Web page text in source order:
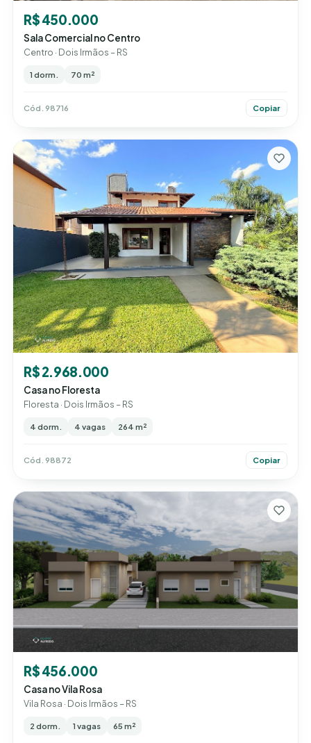
R$ 450.000
Sala Comercial no Centro
Centro · Dois Irmãos – RS
1 dorm. 70 m²
Cód. 98716 Copiar
R$ 2.968.000
Casa no Floresta
Floresta · Dois Irmãos – RS
4 dorm. 4 vagas 264 m²
Cód. 98872 Copiar
R$ 456.000
Casa no Vila Rosa
Vila Rosa · Dois Irmãos – RS
2 dorm. 1 vagas 65 m²